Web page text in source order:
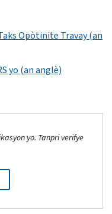
Opòtinite Travay (an
yo (an anglè)
yo. Tanpri verifye